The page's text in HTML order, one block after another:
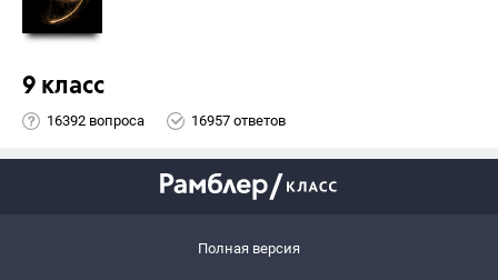
9 класс
16392 вопроса 16957 ответов
Полная версия